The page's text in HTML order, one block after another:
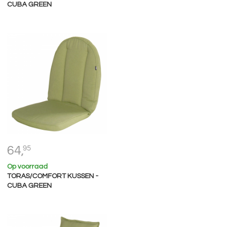
CUBA GREEN
64,95
Op voorraad
TORAS/COMFORT KUSSEN -
CUBA GREEN